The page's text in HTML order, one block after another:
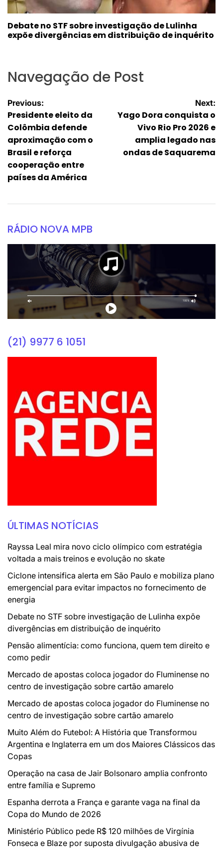
Debate no STF sobre investigação de Lulinha
expõe divergências em distribuição de inquérito
Navegação de Post
Previous:
Presidente eleito da
Colômbia defende
aproximação com o
Brasil e reforça
cooperação entre
países da América
Next:
Yago Dora conquista o
Vivo Rio Pro 2026 e
amplia legado nas
ondas de Saquarema
RÁDIO NOVA MPB
(21) 9977 6 1051
ÚLTIMAS NOTÍCIAS
Rayssa Leal mira novo ciclo olímpico com estratégia
voltada a mais treinos e evolução no skate
Ciclone intensifica alerta em São Paulo e mobiliza plano
emergencial para evitar impactos no fornecimento de
energia
Debate no STF sobre investigação de Lulinha expõe
divergências em distribuição de inquérito
Pensão alimentícia: como funciona, quem tem direito e
como pedir
Mercado de apostas coloca jogador do Fluminense no
centro de investigação sobre cartão amarelo
Mercado de apostas coloca jogador do Fluminense no
centro de investigação sobre cartão amarelo
Muito Além do Futebol: A História que Transformou
Argentina e Inglaterra em um dos Maiores Clássicos das
Copas
Operação na casa de Jair Bolsonaro amplia confronto
entre família e Supremo
Espanha derrota a França e garante vaga na final da
Copa do Mundo de 2026
Ministério Público pede R$ 120 milhões de Virgínia
Fonseca e Blaze por suposta divulgação abusiva de